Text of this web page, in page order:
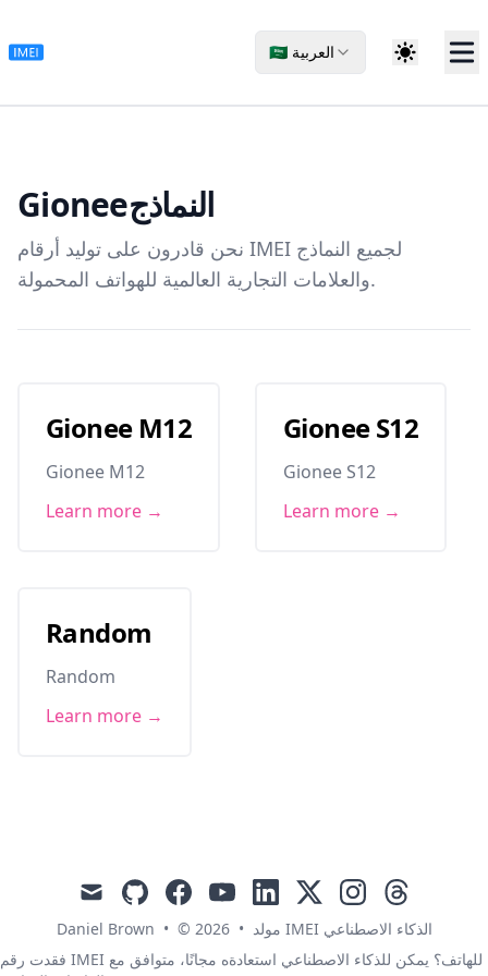
🇸🇦 العربية
Gioneeالنماذج
نحن قادرون على توليد أرقام IMEI لجميع النماذج
والعلامات التجارية العالمية للهواتف المحمولة.
Gionee M12
Gionee M12
Learn more →
Gionee S12
Gionee S12
Learn more →
Random
Random
Learn more →
mail githubfacebookyoutubelinkedin
x instagramthreads
Daniel Brown • © 2026 •
مولد IMEI الذكاء الاصطناعي
فقدت رقم IMEI للهاتف؟ يمكن للذكاء الاصطناعي استعادةه مجانًا، متوافق مع